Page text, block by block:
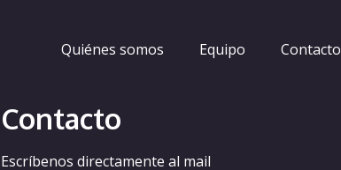
Quiénes somos Equipo Contacto
Contacto
Escríbenos directamente al mail